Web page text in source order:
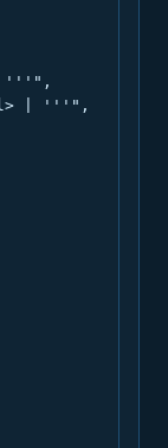
| '''",